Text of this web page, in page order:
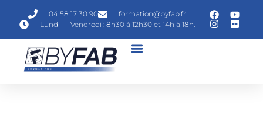
04 58 17 30 90
formation@byfab.fr
Lundi — Vendredi : 8h30 à 12h30 et 14h à 18h.